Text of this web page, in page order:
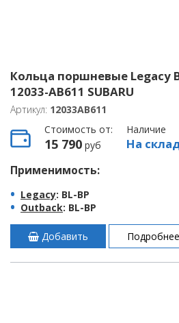
Кольца поршневые Legacy
12033-AB611 SUBARU
Артикул: 12033AB611
Стоимость от:
15 790 руб
Наличие
На
Применимость:
Legacy: BL-BP
Outback: BL-BP
Добавить Подробнее